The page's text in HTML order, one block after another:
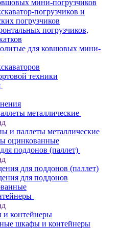
мини-погрузчиков
погрузчиков и
погрузчиков
погрузчиков,
для ковшовых мини-
техники
металлические
и паллеты металлические
оцинкованные
поддонов (паллет)
для поддонов (паллет)
для поддонов
контейнеры
шкафы и контейнеры